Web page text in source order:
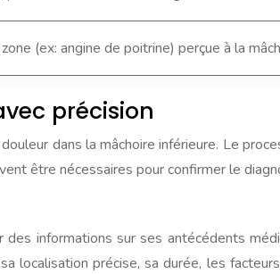
(ex: angine de poitrine) perçue à la
précision
dans la mâchoire inférieure. Le
être nécessaires pour confirmer le
des informations sur ses antécédents
localisation précise, sa durée, les